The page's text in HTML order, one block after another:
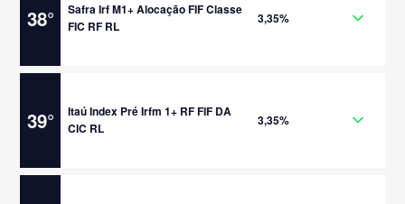
38°
Safra Irf M1+ Alocação FIF Classe
FIC RF RL
3,35%
39°
Itaú Index Pré Irfm 1+ RF FIF DA
CIC RL
3,35%